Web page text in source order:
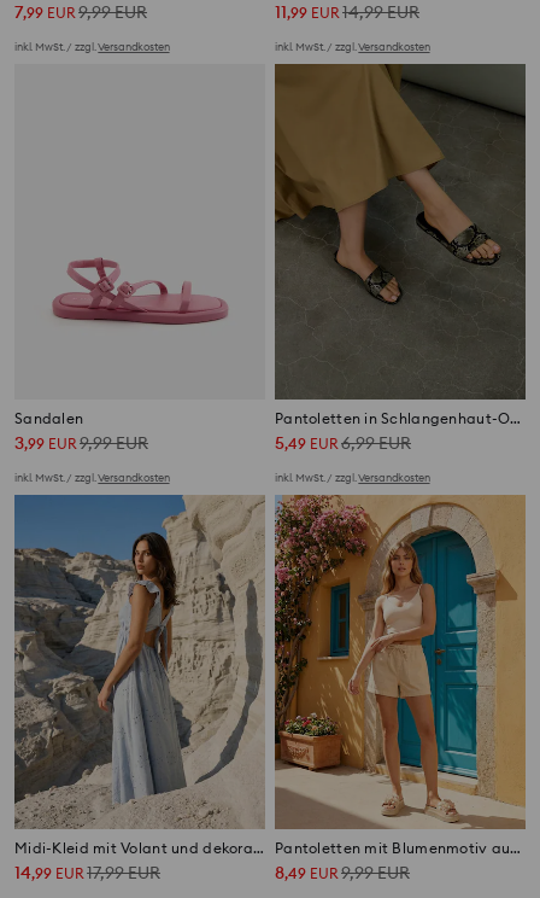
7,99 EUR9,99EUR
inkl. MwSt. / zzgl.Versandkosten
11,99 EUR14,99EUR
inkl. MwSt. / zzgl.Versandkosten
Sandalen
3,99 EUR 9,99EUR
inkl. MwSt. / zzgl.Versandkosten
Pantoletten in Schlangenhaut-Optik mit Lederdecksohle
5,49 EUR 6,99EUR
inkl. MwSt. / zzgl.Versandkosten
Midi-Kleid mit Volant und dekorativer Bindung am Rücken
14,99 EUR17,99EUR
Pantoletten mit Blumenmotiv auf Plateausohle
8,49 EUR9,99EUR